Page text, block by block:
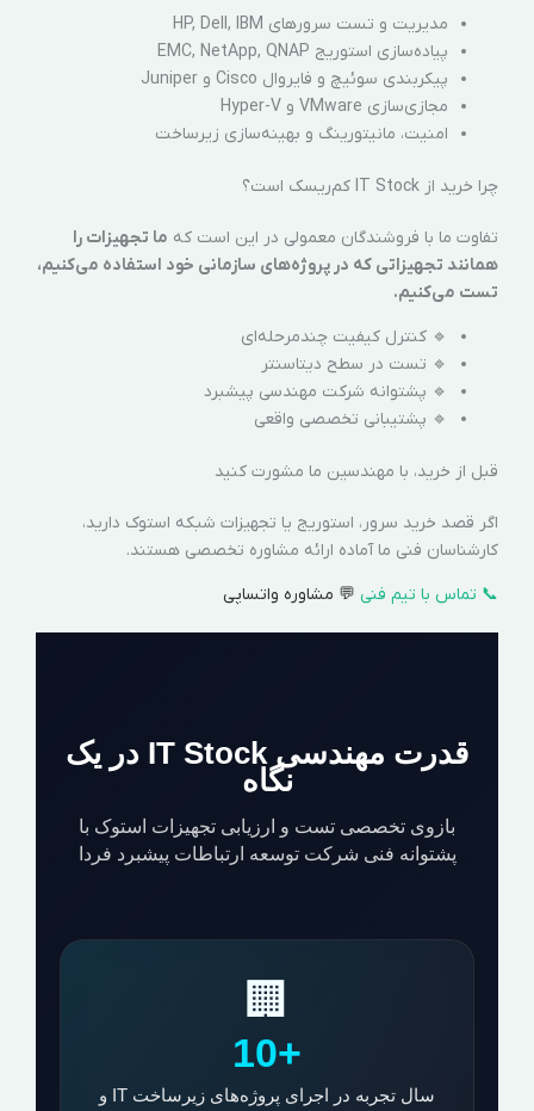
مدیریت و تست سرورهای HP, Dell, IBM
پیاده‌سازی استوریج EMC, NetApp, QNAP
پیکربندی سوئیچ و فایروال Cisco و Juniper
مجازی‌سازی VMware و Hyper-V
امنیت، مانیتورینگ و بهینه‌سازی زیرساخت
چرا خرید از IT Stock کم‌ریسک است؟
تفاوت ما با فروشندگان معمولی در این است که ما تجهیزات را
همانند تجهیزاتی که در پروژه‌های سازمانی خود استفاده می‌کنیم،
تست می‌کنیم.
🔹 کنترل کیفیت چندمرحله‌ای
🔹 تست در سطح دیتاسنتر
🔹 پشتوانه شرکت مهندسی پیشبرد
🔹 پشتیبانی تخصصی واقعی
قبل از خرید، با مهندسین ما مشورت کنید
اگر قصد خرید سرور، استوریج یا تجهیزات شبکه استوک دارید،
کارشناسان فنی ما آماده ارائه مشاوره تخصصی هستند.
📞 تماس با تیم فنی 💬 مشاوره واتساپی
قدرت مهندسی IT Stock در یک
نگاه
بازوی تخصصی تست و ارزیابی تجهیزات استوک با
پشتوانه فنی شرکت توسعه ارتباطات پیشبرد فردا
🏢
+10
سال تجربه در اجرای پروژه‌های زیرساخت IT و